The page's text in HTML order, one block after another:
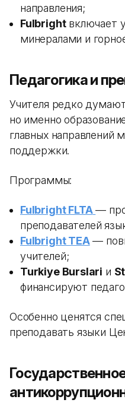
направления;
Fulbrightвключает
минералами и
Педагогика и
Учителя редко
но именно
главных направлений
поддержки.
Программы:
Fulbright FLTA —
преподавателей
Fulbright TEA—
учителей;
Turkiye Burslari и
финансируют
Особенно ценятся
преподавать языки